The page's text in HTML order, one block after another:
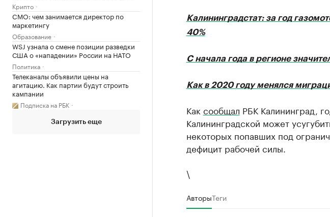
Крипто
CMO: чем занимается директор по
маркетингу
Образование
WSJ узнала о смене позиции разведки
США о «нападении» России на НАТО
Политика
Телеканалы объявили цены на
агитацию. Как партии будут строить
кампании
Подписка на РБК
Загрузить еще
Калининградстат: за год
40%
С начала года в регионе
Как в 2020 году менялся
Как сообщал РБК Калининград,
Калининградской может
некоторых попавших под
дефицит рабочей силы.
\
АвторыТеги